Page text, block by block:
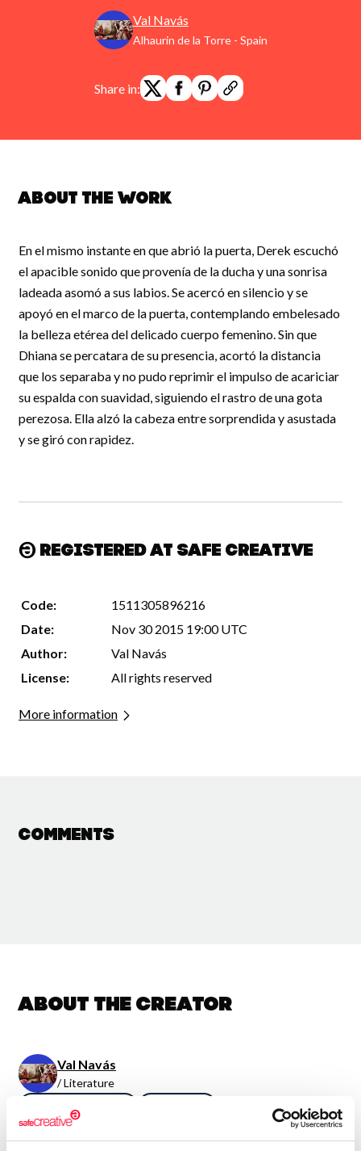
Val Navás
Alhaurin de la Torre - Spain
Share in:
About the work
En el mismo instante en que abrió la puerta, Derek escuchó
el apacible sonido que provenía de la ducha y una sonrisa
ladeada asomó a sus labios. Se acercó en silencio y se
apoyó en el marco de la puerta, contemplando embelesado
la belleza etérea del delicado cuerpo femenino. Sin que
Dhiana se percatara de su presencia, acortó la distancia
que los separaba y no pudo reprimir el impulso de acariciar
su espalda con suavidad, siguiendo el rastro de una gota
perezosa. Ella alzó la cabeza entre sorprendida y asustada
y se giró con rapidez.
Registered at Safe Creative
Code:
1511305896216
Date:
Nov 30 2015 19:00 UTC
Author:
Val Navás
License:
All rights reserved
More information
Comments
About the creator
Val Navás
/ Literature
Send message